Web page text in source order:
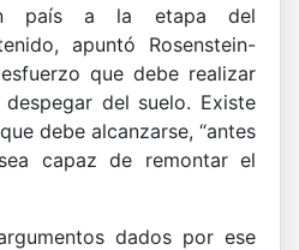
país a la etapa del
apuntó Rosenstein-
que debe realizar
del suelo. Existe
debe alcanzarse, “antes
capaz de remontar el
dados por ese